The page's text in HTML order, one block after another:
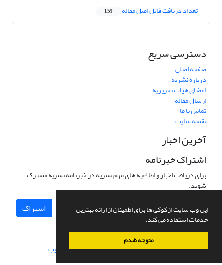
این وب سایت از کوکی ها برای اطمینان از ارائه بهترین
خدمات استفاده می کند.
متوجه شدم
تعداد دریافت فایل اصل مقاله 159
دسترسی سریع
صفحه اصلی
درباره نشریه
اعضای هیات تحریریه
ارسال مقاله
تماس با ما
نقشه سایت
آخرین اخبار
اشتراک خبرنامه
برای دریافت اخبار و اطلاعیه های مهم نشریه در خبرنامه نشریه مشترک
شوید.
اشتراک
سامانه مدیریت نشریات علمی.طراحی و پیاده سازی از سیناوب